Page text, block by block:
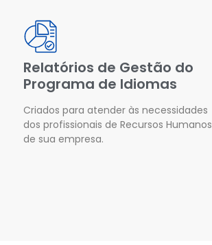
Relatórios de Gestão do
Programa de Idiomas
Criados para atender às necessidades
dos profissionais de Recursos Humanos
de sua empresa.